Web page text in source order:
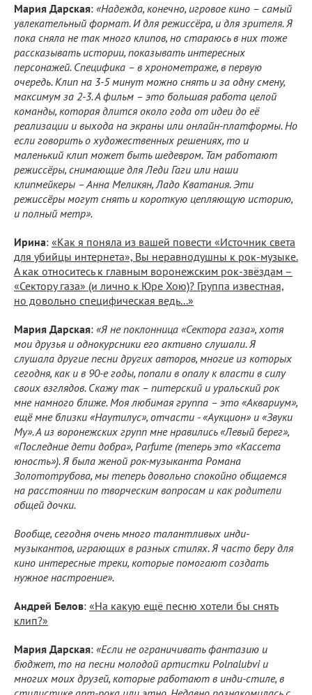
Мария Дарская: «Надежда, конечно, игровое кино – самый
увлекательный формат. И для режиссёра, и для зрителя. Я
пока сняла не так много клипов, но стараюсь в них тоже
рассказывать истории, показывать интересных
персонажей. Специфика – в хронометраже, в первую
очередь. Клип на 3-5 минут можно снять и за одну смену,
максимум за 2-3. А фильм – это большая работа целой
команды, которая длится около года от идеи до её
реализации и выхода на экраны или онлайн-платформы. Но
если говорить о художественных решениях, то и
маленький клип может быть шедевром. Там работают
режиссёры, снимающие для Леди Гаги или наши
клипмейкеры – Анна Меликян, Ладо Кватания. Эти
режиссёры могут снять и короткую цепляющую историю,
и полный метр».
Ирина: «Как я поняла из вашей повести «Источник света
для убийцы интернета», Вы неравнодушны к рок-музыке.
А как относитесь к главным воронежским рок-звёздам –
«Сектору газа» (и лично к Юре Хою)? Группа известная,
но довольно специфическая ведь...»
Мария Дарская: «Я не поклонница «Сектора газа», хотя
мои друзья и однокурсники его активно слушали. Я
слушала другие песни других авторов, многие из которых
сегодня, как и в 90-е годы, попали в опалу к власти в силу
своих взглядов. Скажу так – питерский и уральский рок
мне намного ближе. Моя любимая группа – это «Аквариум»,
ещё мне близки «Наутилус», отчасти - «Аукцион» и «Звуки
Му». А из воронежских групп мне нравились «Левый берег»,
«Последние дети добра», Parfume (теперь это «Кассета
юность»). Я была женой рок-музыканта Романа
Золототрубова, мы теперь довольно спокойно общаемся
на расстоянии по творческим вопросам и как родители
общей дочки.
Вообще, сегодня очень много талантливых инди-
музыкантов, играющих в разных стилях. Я часто беру для
кино интересные треки, которые помогают создать
нужное настроение».
Андрей Белов: «На какую ещё песню хотели бы снять
клип?»
Мария Дарская: «Если не ограничивать фантазию и
бюджет, то на песни молодой артистки Polnalubvi и
многих моих друзей, которые работают в инди-стиле, в